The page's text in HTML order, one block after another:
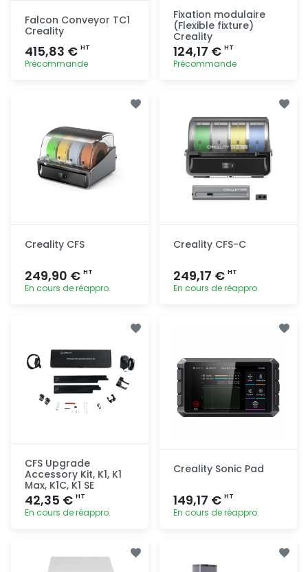
Falcon Conveyor TC1
Creality
415,83 € HT
Précommande
Fixation modulaire
(Flexible fixture)
Creality
124,17 € HT
Précommande
Creality CFS
249,90 € HT
En cours de réappro.
Creality CFS-C
249,17 € HT
En cours de réappro.
CFS Upgrade
Accessory Kit, K1, K1
Max, K1C, K1 SE
42,35 € HT
En cours de réappro.
rapide
Creality Sonic Pad
149,17 € HT
En cours de réappro.